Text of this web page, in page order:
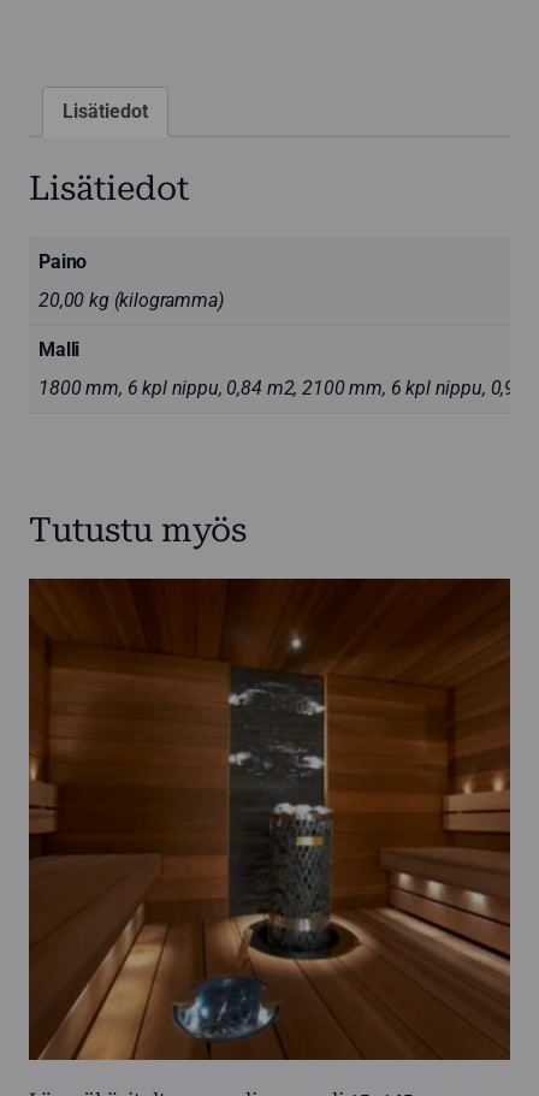
Lisätiedot
Lisätiedot
Paino
20,00 kg (kilogramma)
Malli
1800 mm, 6 kpl nippu, 0,84 m2, 2100 mm, 6 kpl nippu,
Tutustu myös